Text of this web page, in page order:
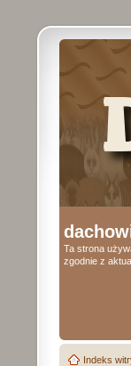
Ta strona
zgodnie z
Indeks